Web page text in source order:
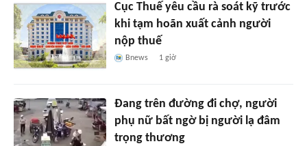
Cục Thuế yêu cầu rà soát kỹ trước
khi tạm hoãn xuất cảnh người
nộp thuế
Bnews 1 giờ
Đang trên đường đi chợ, người
phụ nữ bất ngờ bị người lạ đâm
trọng thương